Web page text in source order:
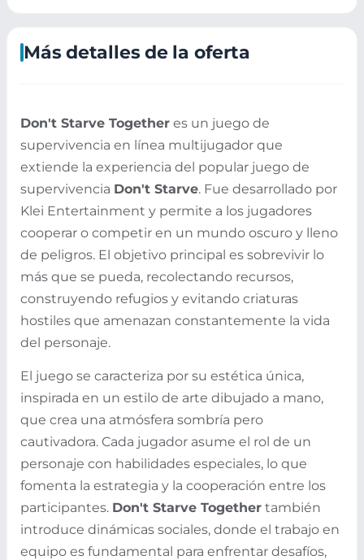
Más detalles de la oferta
Don't Starve Together es un juego de
supervivencia en línea multijugador que
extiende la experiencia del popular juego de
supervivencia Don't Starve. Fue desarrollado por
Klei Entertainment y permite a los jugadores
cooperar o competir en un mundo oscuro y lleno
de peligros. El objetivo principal es sobrevivir lo
más que se pueda, recolectando recursos,
construyendo refugios y evitando criaturas
hostiles que amenazan constantemente la vida
del personaje.
El juego se caracteriza por su estética única,
inspirada en un estilo de arte dibujado a mano,
que crea una atmósfera sombría pero
cautivadora. Cada jugador asume el rol de un
personaje con habilidades especiales, lo que
fomenta la estrategia y la cooperación entre los
participantes. Don't Starve Together también
introduce dinámicas sociales, donde el trabajo en
equipo es fundamental para enfrentar desafíos,